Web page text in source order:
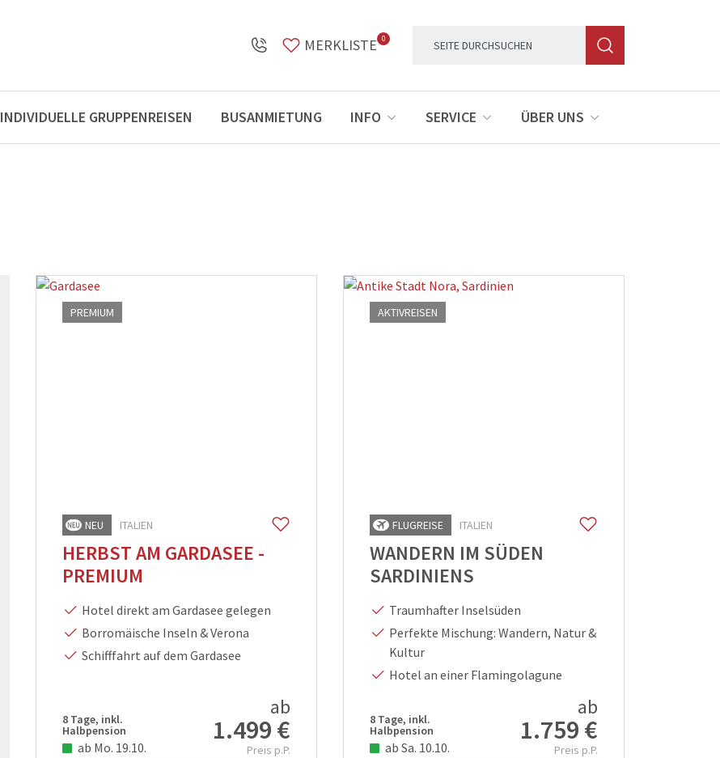
Öffnungszeiten
MERKLISTE 0
INDIVIDUELLE GRUPPENREISEN BUSANMIETUNG INFO SERVICE ÜBER UNS
PREMIUM
NEU ITALIEN
HERBST AM GARDASEE -
PREMIUM
Hotel direkt am Gardasee gelegen
Borromäische Inseln & Verona
Schifffahrt auf dem Gardasee
8 Tage, inkl.
Halbpension
ab Mo. 19.10.
ab
1.499 €
Preis p.P.
AKTIVREISEN
FLUGREISE ITALIEN
WANDERN IM SÜDEN
SARDINIENS
Traumhafter Inselsüden
Perfekte Mischung: Wandern, Natur &
Kultur
Hotel an einer Flamingolagune
8 Tage, inkl.
Halbpension
ab Sa. 10.10.
ab
1.759 €
Preis p.P.